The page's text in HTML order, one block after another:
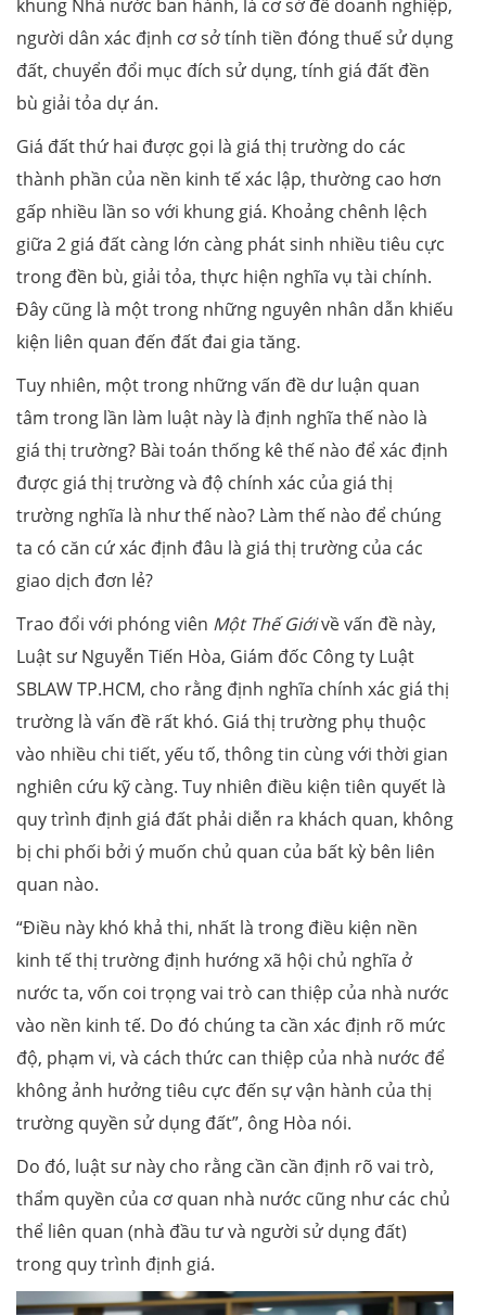
khung Nhà nước ban hành, là cơ sở để doanh nghiệp,
người dân xác định cơ sở tính tiền đóng thuế sử dụng
đất, chuyển đổi mục đích sử dụng, tính giá đất đền
bù giải tỏa dự án.
Giá đất thứ hai được gọi là giá thị trường do các
thành phần của nền kinh tế xác lập, thường cao hơn
gấp nhiều lần so với khung giá. Khoảng chênh lệch
giữa 2 giá đất càng lớn càng phát sinh nhiều tiêu cực
trong đền bù, giải tỏa, thực hiện nghĩa vụ tài chính.
Đây cũng là một trong những nguyên nhân dẫn khiếu
kiện liên quan đến đất đai gia tăng.
Tuy nhiên, một trong những vấn đề dư luận quan
tâm trong lần làm luật này là định nghĩa thế nào là
giá thị trường? Bài toán thống kê thế nào để xác định
được giá thị trường và độ chính xác của giá thị
trường nghĩa là như thế nào? Làm thế nào để chúng
ta có căn cứ xác định đâu là giá thị trường của các
giao dịch đơn lẻ?
Trao đổi với phóng viên Một Thế Giớivề vấn đề này,
Luật sư Nguyễn Tiến Hòa, Giám đốc Công ty Luật
SBLAW TP.HCM, cho rằng định nghĩa chính xác giá thị
trường là vấn đề rất khó. Giá thị trường phụ thuộc
vào nhiều chi tiết, yếu tố, thông tin cùng với thời gian
nghiên cứu kỹ càng. Tuy nhiên điều kiện tiên quyết là
quy trình định giá đất phải diễn ra khách quan, không
bị chi phối bởi ý muốn chủ quan của bất kỳ bên liên
quan nào.
“Điều này khó khả thi, nhất là trong điều kiện nền
kinh tế thị trường định hướng xã hội chủ nghĩa ở
nước ta, vốn coi trọng vai trò can thiệp của nhà nước
vào nền kinh tế. Do đó chúng ta cần xác định rõ mức
độ, phạm vi, và cách thức can thiệp của nhà nước để
không ảnh hưởng tiêu cực đến sự vận hành của thị
trường quyền sử dụng đất”, ông Hòa nói.
Do đó, luật sư này cho rằng cần cần định rõ vai trò,
thẩm quyền của cơ quan nhà nước cũng như các chủ
thể liên quan (nhà đầu tư và người sử dụng đất)
trong quy trình định giá.